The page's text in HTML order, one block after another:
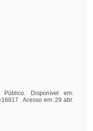
Disponível em:
. Acesso em: 29 abr.